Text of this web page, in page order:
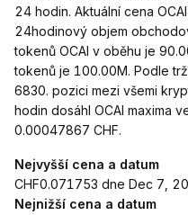
24 hodin. Aktuální cena
24hodinový objem
tokenů OCAI v oběhu je
tokenů je 100.00M. Podle
6830. pozici mezi všemi
hodin dosáhl OCAI maxima
0.00047867 CHF.
Nejvyšší cena a datum
CHF0.071753 dne Dec 7,
Nejnižší cena a datum